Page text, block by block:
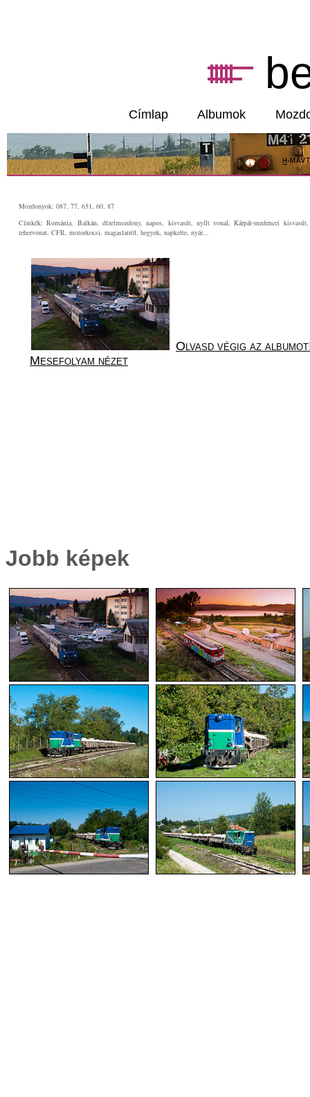
Címlap Albumok
Mozdonyok: 087, 77, 651, 60, 87
Címkék: Románia, Balkán, dízelmozdony, napos, kisvasút, nyílt vonal, Kárpát-medencei
tehervonat, CFR, motorkocsi, magaslatról, hegyek, napkelte, nyár...
Olvasd végig az
Mesefolyam nézet
Jobb képek